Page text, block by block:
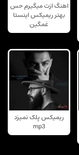
اهنگ ازت میگیرم حس
بهتر ریمیکس اینستا
غمگین
ریمیکس پلک نمیزد
mp3